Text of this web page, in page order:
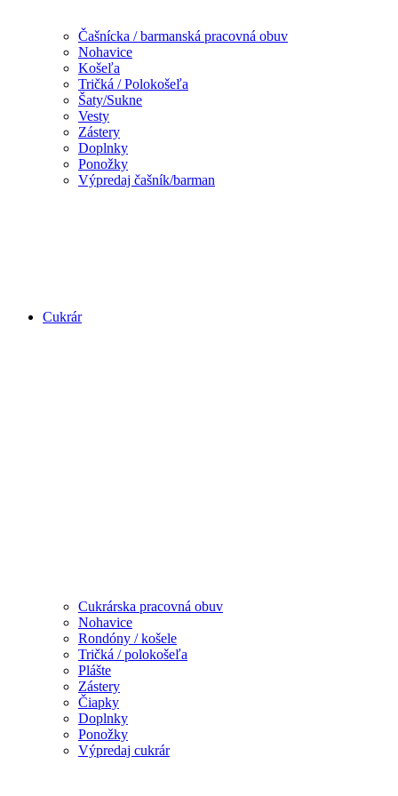
Čašnícka / barmanská pracovná obuv
Nohavice
Košeľa
Tričká / Polokošeľa
Šaty/Sukne
Vesty
Zástery
Doplnky
Ponožky
Výpredaj čašník/barman
Cukrár
Cukrárska pracovná obuv
Nohavice
Rondóny / košele
Tričká / polokošeľa
Plášte
Zástery
Čiapky
Doplnky
Ponožky
Výpredaj cukrár